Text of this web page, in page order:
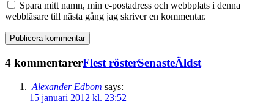
Spara mitt namn, min e-postadress och webbplats i denna
webbläsare till nästa gång jag skriver en kommentar.
4 kommentarerFlest rösterSenasteÄldst
Alexander Edbom says:
15 januari 2012 kl. 23:52